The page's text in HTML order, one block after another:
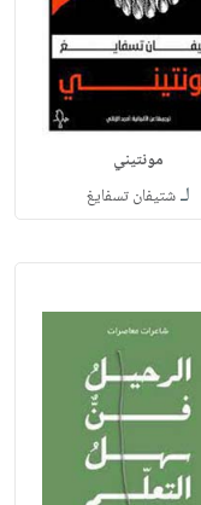
مونتيني
لـشتيفان تسفايغ